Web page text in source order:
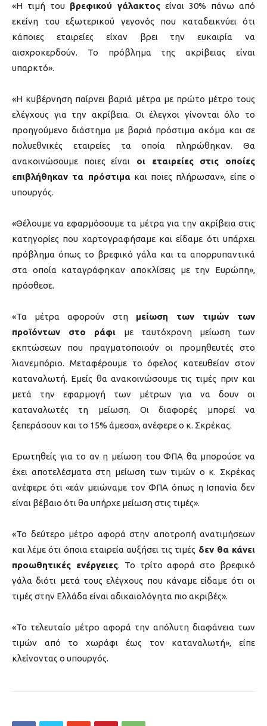
«Η τιμή του βρεφικού γάλακτος είναι 30% πάνω από
εκείνη του εξωτερικού γεγονός που καταδεικνύει ότι
κάποιες εταιρείες είχαν βρει την ευκαιρία να
αισχροκερδούν. Το πρόβλημα της ακρίβειας είναι
υπαρκτό».
«Η κυβέρνηση παίρνει βαριά μέτρα με πρώτο μέτρο τους
ελέγχους για την ακρίβεια. Οι έλεγχοι γίνονται όλο το
προηγούμενο διάστημα με βαριά πρόστιμα ακόμα και σε
πολυεθνικές εταιρείες τα οποία πληρώθηκαν. Θα
ανακοινώσουμε ποιες είναι οι εταιρείες στις οποίες
επιβλήθηκαν τα πρόστιμακαι ποιες πλήρωσαν», είπε ο
υπουργός.
«Θέλουμε να εφαρμόσουμε τα μέτρα για την ακρίβεια στις
κατηγορίες που χαρτογραφήσαμε και είδαμε ότι υπάρχει
πρόβλημα όπως το βρεφικό γάλα και τα απορρυπαντικά
στα οποία καταγράφηκαν αποκλίσεις με την Ευρώπη»,
πρόσθεσε.
«Τα μέτρα αφορούν στημείωση των τιμών των
προϊόντων στο ράφι με ταυτόχρονη μείωση των
εκπτώσεων που πραγματοποιούν οι προμηθευτές στο
λιανεμπόριο. Μεταφέρουμε το όφελος κατευθείαν στον
καταναλωτή. Εμείς θα ανακοινώσουμε τις τιμές πριν και
μετά την εφαρμογή των μέτρων για να δουν οι
καταναλωτές τη μείωση. Οι διαφορές μπορεί να
ξεπεράσουν και το 15% άμεσα», ανέφερε ο κ. Σκρέκας.
Ερωτηθείς για το αν η μείωση του ΦΠΑ θα μπορούσε να
έχει αποτελέσματα στη μείωση των τιμών ο κ. Σκρέκας
ανέφερε ότι «εάν μειώναμε τον ΦΠΑ όπως η Ισπανία δεν
είναι βέβαιο ότι θα υπήρχε μείωση στις τιμές».
«Το δεύτερο μέτρο αφορά στην αποτροπή ανατιμήσεων
και λέμε ότι όποια εταιρεία αυξήσει τις τιμές δεν θα κάνει
προωθητικές ενέργειες. Το τρίτο αφορά στο βρεφικό
γάλα διότι μετά τους ελέγχους που κάναμε είδαμε ότι οι
τιμές στην Ελλάδα είναι αδικαιολόγητα πιο ακριβές».
«Το τελευταίο μέτρο αφορά την απόλυτη διαφάνεια των
τιμών από το χωράφι έως τον καταναλωτή», είπε
κλείνοντας ο υπουργός.